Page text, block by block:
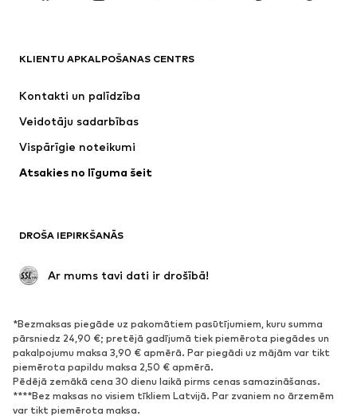
Jaunumi
Šobrīd populāri
Apakšveļa
Mēteļi
Svinības
Ekskluzīvi
APAVI
Jaunumi
Šobrīd populāri
Brīvā laika apavi
Puszābaki
Augstpapēžu apavi
KLIENTU APKALPOŠANAS CENTRS
Kontakti un palīdzība
Veidotāju sadarbības
Vispārīgie noteikumi
Atsakies no līguma šeit
DROŠA IEPIRKŠANĀS
Ar mums tavi dati ir drošībā!
*Bezmaksas piegāde uz pakomātiem pasūtījumiem, kuru summa
pārsniedz 24,90 €; pretējā gadījumā tiek piemērota piegādes un
pakalpojumu maksa 3,90 € apmērā. Par piegādi uz mājām var tikt
piemērota papildu maksa 2,50 € apmērā.
Pēdējā zemākā cena 30 dienu laikā pirms cenas samazināšanas.
****Bez maksas no visiem tīkliem Latvijā. Par zvaniem no ārzemēm
var tikt piemērota maksa.